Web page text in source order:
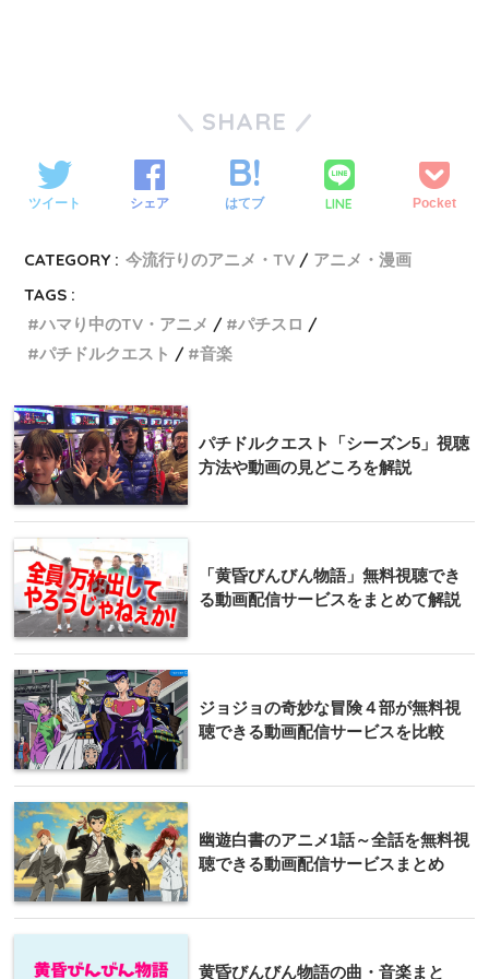
SHARE
ツイート シェア はてブ LINE Pocket
CATEGORY : 今流行りのアニメ・TV
アニメ・漫画
TAGS :
ハマり中のTV・アニメ
パチスロ
パチドルクエスト
音楽
パチドルクエスト「シーズン5」視聴
方法や動画の見どころを解説
「黄昏びんびん物語」無料視聴でき
る動画配信サービスをまとめて解説
ジョジョの奇妙な冒険４部が無料視
聴できる動画配信サービスを比較
幽遊白書のアニメ1話～全話を無料視
聴できる動画配信サービスまとめ
黄昏びんびん物語の曲・音楽まと